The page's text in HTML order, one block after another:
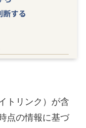
トリンク）が含
点の情報に基づ